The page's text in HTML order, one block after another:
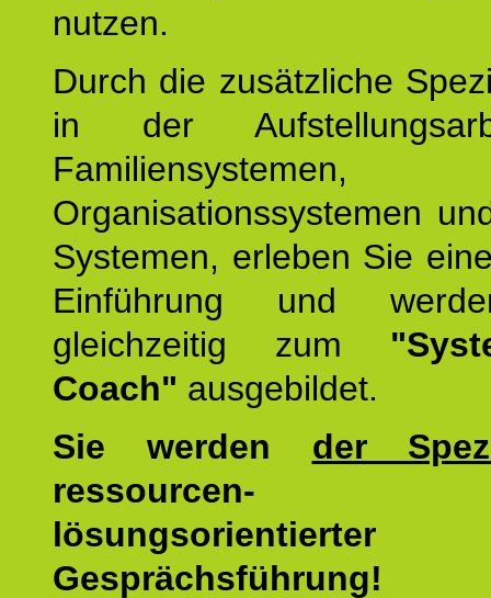
nutzen.
Durch die zusätzliche
in der
Familiensystemen,
Organisationssystemen
Systemen, erleben Sie
Einführung und
gleichzeitig zum
Coach" ausgebildet.
Sie werden der
lösungsorientierter
Gesprächsführung!